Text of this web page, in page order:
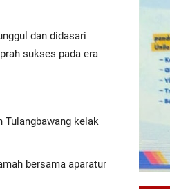
dan didasari
sukses pada era
Tulangbawang kelak
bersama aparatur